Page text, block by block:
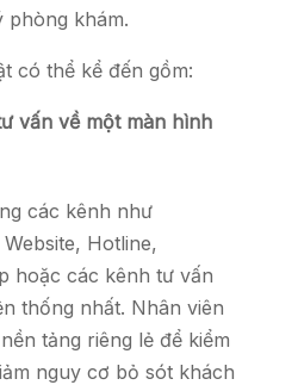
phòng khám.
có thể kể đến gồm:
vấn về một màn hình
các kênh như
Hotline,
hoặc các kênh tư vấn
thống nhất. Nhân viên
tảng riêng lẻ để kiểm
nguy cơ bỏ sót khách